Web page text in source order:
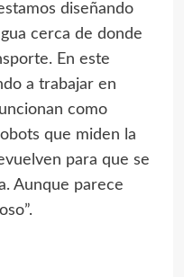
diseñando
cerca de donde
En este
a trabajar en
como
que miden la
para que se
Aunque parece